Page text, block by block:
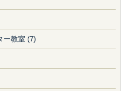
ー教室 (7)